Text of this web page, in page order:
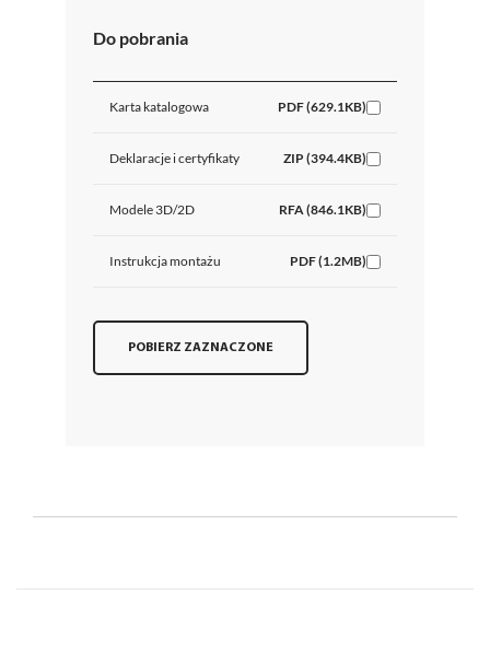
Do pobrania
Karta katalogowa PDF (629.1KB)
Deklaracje i certyfikaty ZIP (394.4KB)
Modele 3D/2D RFA (846.1KB)
Instrukcja montażu PDF (1.2MB)
POBIERZ ZAZNACZONE